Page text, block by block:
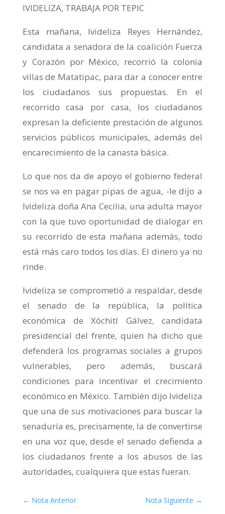
IVIDELIZA, TRABAJA POR TEPIC
Esta mañana, Ivideliza Reyes Hernández,
candidata a senadora de la coalición Fuerza
y Corazón por México, recorrió la colonia
villas de Matatipac, para dar a conocer entre
los ciudadanos sus propuestas. En el
recorrido casa por casa, los ciudadanos
expresan la deficiente prestación de algunos
servicios públicos municipales, además del
encarecimiento de la canasta básica.
Lo que nos da de apoyo el gobierno federal
se nos va en pagar pipas de agua, -le dijo a
Ivideliza doña Ana Cecilia, una adulta mayor
con la que tuvo oportunidad de dialogar en
su recorrido de esta mañana además, todo
está más caro todos los días. El dinero ya no
rinde.
Ivideliza se comprometió a respaldar, desde
el senado de la república, la política
económica de Xóchitl Gálvez, candidata
presidencial del frente, quien ha dicho que
defenderá los programas sociales a grupos
vulnerables, pero además, buscará
condiciones para incentivar el crecimiento
económico en México. También dijo Ivideliza
que una de sus motivaciones para buscar la
senaduría es, precisamente, la de convertirse
en una voz que, desde el senado defienda a
los ciudadanos frente a los abusos de las
autoridades, cualquiera que estas fueran.
← Nota Anterior Nota Siguiente →